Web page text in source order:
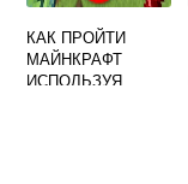
КАК ПРОЙТИ
МАЙНКРАФТ
ИСПОЛЬЗУЯ